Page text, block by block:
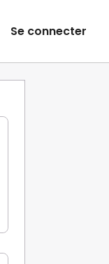
Se connecter